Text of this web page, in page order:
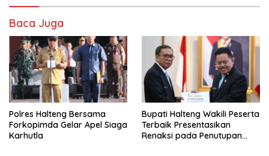
Baca Juga
Polres Halteng Bersama
Forkopimda Gelar Apel Siaga
Karhutla
Bupati Halteng Wakili Peserta
Terbaik Presentasikan
Renaksi pada Penutupan